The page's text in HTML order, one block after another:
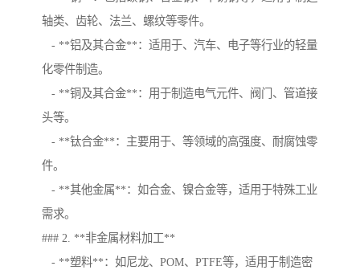
轴类、齿轮、法兰、螺纹等零件。
- **铝及其合金**：适用于、汽车、电子等行业的轻量
化零件制造。
- **铜及其合金**：用于制造电气元件、阀门、管道接
头等。
- **钛合金**：主要用于、等领域的高强度、耐腐蚀零
件。
- **其他金属**：如合金、镍合金等，适用于特殊工业
需求。
### 2. **非金属材料加工**
- **塑料**：如尼龙、POM、PTFE等，适用于制造密